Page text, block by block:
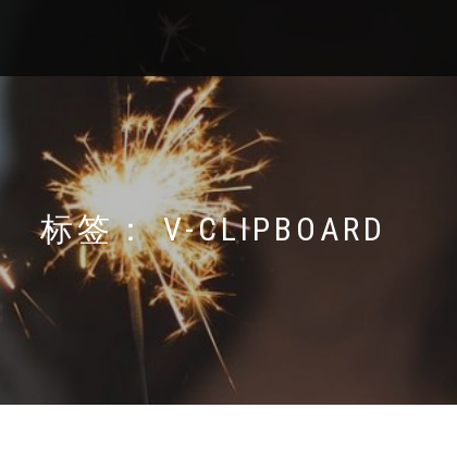
标签：V-CLIPBOARD